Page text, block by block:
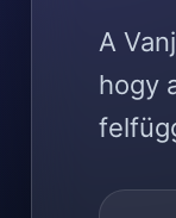
A
hogy